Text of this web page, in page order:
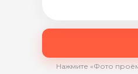
Нажмите «Фото